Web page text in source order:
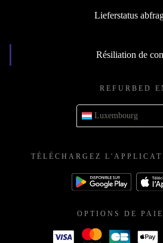
Lieferstatus
Résiliation de
REFURBED
Luxembourg
TÉLÉCHARGEZ
OPTIONS DE